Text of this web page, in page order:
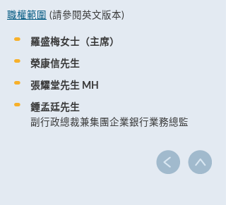
職權範圍 (請參閱英文版本)
羅盛梅女士（主席）
榮康信先生
張耀堂先生 MH
鍾孟廷先生
副行政總裁兼集團企業銀行業務總監